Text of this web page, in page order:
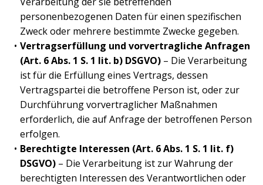
personenbezogenen Daten für einen spezifischen
Zweck oder mehrere bestimmte Zwecke gegeben.
Vertragserfüllung und vorvertragliche Anfragen
(Art. 6 Abs. 1 S. 1 lit. b) DSGVO) – Die Verarbeitung
ist für die Erfüllung eines Vertrags, dessen
Vertragspartei die betroffene Person ist, oder zur
Durchführung vorvertraglicher Maßnahmen
erforderlich, die auf Anfrage der betroffenen Person
erfolgen.
Berechtigte Interessen (Art. 6 Abs. 1 S. 1 lit. f)
DSGVO) – Die Verarbeitung ist zur Wahrung der
berechtigten Interessen des Verantwortlichen oder